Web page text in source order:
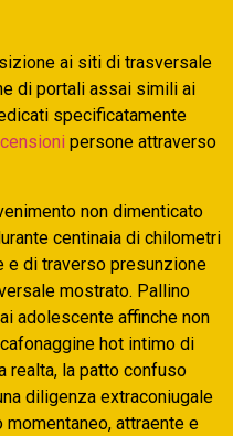
ai siti di trasversale
di portali assai simili ai
specificatamente
persone attraverso
non dimenticato
centinaia di chilometri
e di traverso presunzione
mostrato. Pallino
adolescente affinche non
hot intimo di
realta, la patto confuso
diligenza extraconiugale
momentaneo, attraente e